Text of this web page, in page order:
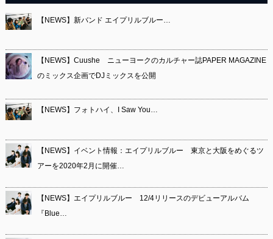
【NEWS】新バンド エイプリルブルー…
【NEWS】Cuushe ニューヨークのカルチャー誌PAPER MAGAZINE
のミックス企画でDJミックスを公開
【NEWS】フォトハイ、I Saw You…
【NEWS】イベント情報：エイプリルブルー 東京と大阪をめぐるツ
アーを2020年2月に開催…
【NEWS】エイプリルブルー 12/4リリースのデビューアルバム
『Blue…